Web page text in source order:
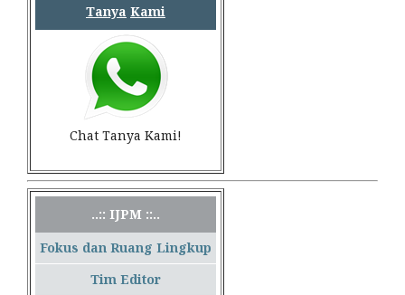
Tanya Kami
Chat Tanya Kami!
..:: IJPM ::..
Fokus dan Ruang Lingkup
Tim Editor